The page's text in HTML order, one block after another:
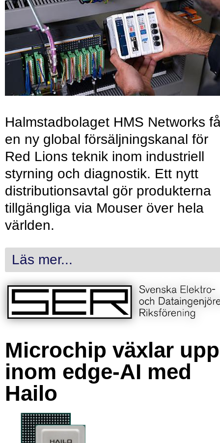
Halmstadbolaget HMS Networks
en ny global försäljningskanal för
Red Lions teknik inom industriell
styrning och diagnostik. Ett nytt
distributionsavtal gör produkterna
tillgängliga via Mouser över hela
världen.
Läs mer...
Microchip växlar upp
inom edge-AI med
Hailo